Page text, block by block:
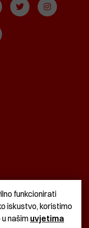
funkcionirati
iskustvo, koristimo
našim uvjetima